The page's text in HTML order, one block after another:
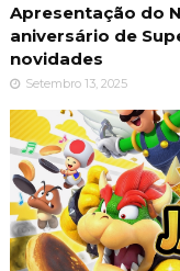
Apresentação do
aniversário de
novidades
Setembro 13, 2025